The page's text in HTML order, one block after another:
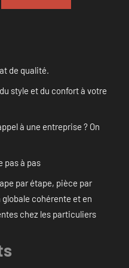
de qualité.
style et du confort à votre
à une entreprise ? On
pas à pas
par étape, pièce par
cohérente et en
chez les particuliers